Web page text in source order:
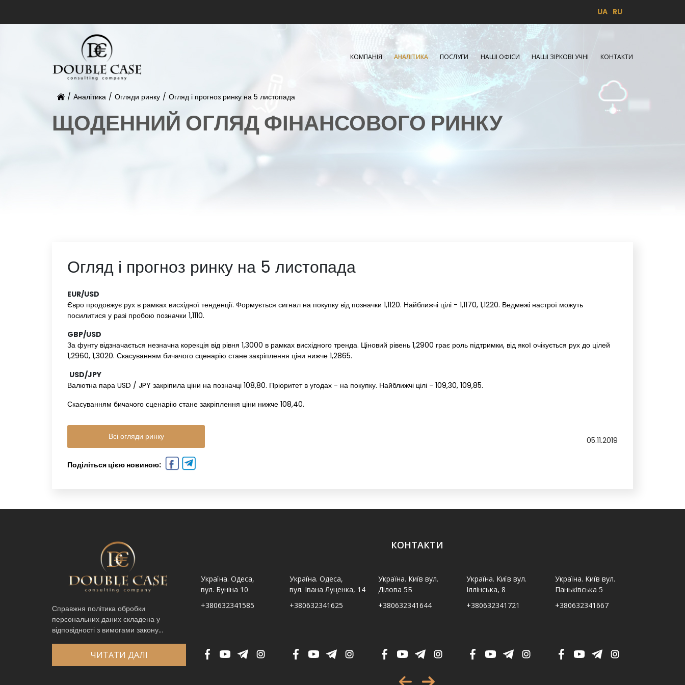
UA RU
КОМПАНІЯ АНАЛІТИКА ПОСЛУГИ НАШІ ОФІСИ НАШІ ЗІРКОВІ УЧНІ КОНТАКТИ
/ Аналітика / Огляди ринку / Огляд і прогноз ринку на 5 листопада
ЩОДЕННИЙ ОГЛЯД ФІНАНСОВОГО РИНКУ
Огляд і прогноз ринку на 5 листопада
EUR/USD‌
Євро продовжує рух в рамках висхідної тенденції. Формується сигнал на покупку від позначки 1,1120. Найближчі цілі - 1,1170, 1,1220. Ведмежі настрої можуть
посилитися у разі пробою позначки 1,1110.
GBP/USD‌
За фунту відзначається незначна корекція від рівня 1,3000 в рамках висхідного тренда. Ціновий рівень 1,2900 грає роль підтримки, від якої очікується рух до цілей
1,2960, 1,3020. Скасуванням бичачого сценарію стане закріплення ціни нижче 1,2865.
USD/JPY‌
Валютна пара USD / JPY закріпила ціни на позначці 108,80. Пріоритет в угодах - на покупку. Найближчі цілі - 109,30, 109,85.
Скасуванням бичачого сценарію стане закріплення ціни нижче 108,40.
Всі огляди ринку 05.11.2019
Поділіться цією новиною:
Справжня політика обробки
персональних даних складена у
відповідності з вимогами закону...
ЧИТАТИ ДАЛІ
КОНТАКТИ
Україна. Львів вул.
+380632341740
Україна. Львів, просп.
Чорновола 67Г
+380632341780
Україна. Одеса,
вул. Буніна 10
+380632341585
Україна. Одеса,
вул. Івана Луценка, 14
+380632341625
Україна. Київ вул.
Ділова 5Б
+380632341644
Україна. Київ вул.
Іллінська, 8
+380632341721
Україна. Київ вул.
Паньківська 5
+380632341667
Телефон *
Виберіть місто*